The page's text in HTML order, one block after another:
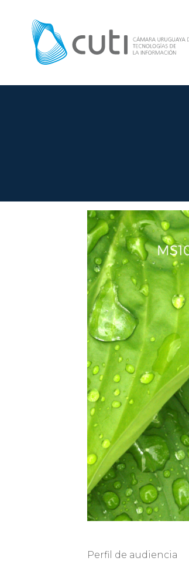
Perfil de audiencia